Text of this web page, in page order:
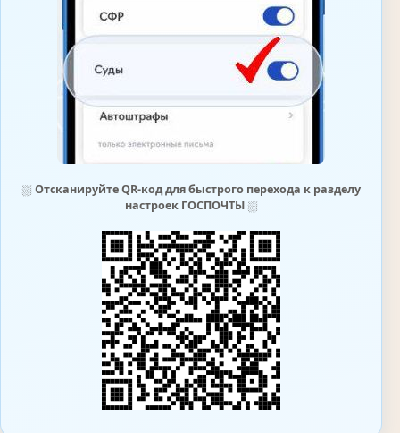
⛆ Отсканируйте QR-код для быстрого перехода к разделу
настроек ГОСПОЧТЫ⛆